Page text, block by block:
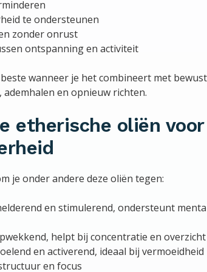
te ondersteunen
zonder onrust
ontspanning en activiteit
wanneer je het combineert met
ademhalen en opnieuw richten.
etherische oliën voor
je onder andere deze oliën tegen:
en stimulerend, ondersteunt
helpt bij concentratie en overzicht
en activerend, ideaal bij vermoeidheid
en focus